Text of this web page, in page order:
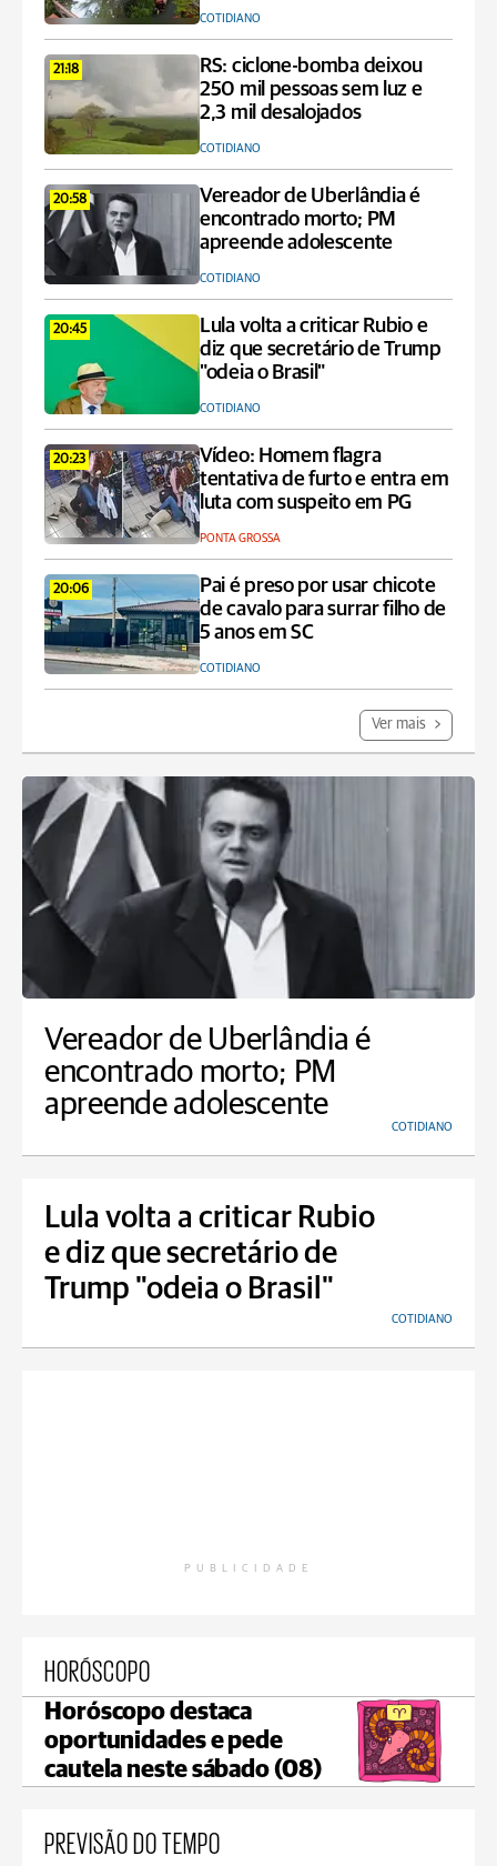
COTIDIANO
21:18
RS: ciclone-bomba deixou
250 mil pessoas sem luz e
2,3 mil desalojados
COTIDIANO
20:58
Vereador de Uberlândia é
encontrado morto; PM
apreende adolescente
COTIDIANO
20:45
Lula volta a criticar Rubio e
diz que secretário de Trump
"odeia o Brasil"
COTIDIANO
20:23
Vídeo: Homem flagra
tentativa de furto e entra em
luta com suspeito em PG
PONTA GROSSA
20:06
Pai é preso por usar chicote
de cavalo para surrar filho de
5 anos em SC
COTIDIANO
Ver mais
Vereador de Uberlândia é
encontrado morto; PM
apreende adolescente
COTIDIANO
Lula volta a criticar Rubio
e diz que secretário de
Trump "odeia o Brasil"
COTIDIANO
PUBLICIDADE
HORÓSCOPO
Horóscopo destaca
oportunidades e pede
cautela neste sábado (08)
PREVISÃO DO TEMPO